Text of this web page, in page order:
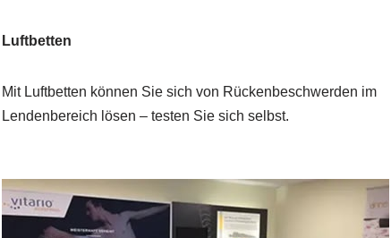
Luftbetten
Mit Luftbetten können Sie sich von Rückenbeschwerden im
Lendenbereich lösen – testen Sie sich selbst.